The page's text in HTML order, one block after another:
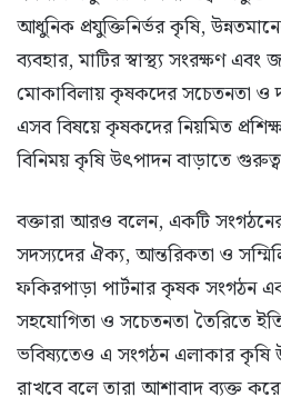
আধুনিক প্রযুক্তিনির্ভর কৃষি,
ব্যবহার, মাটির স্বাস্থ্য সংরক্ষণ এবং
মোকাবিলায় কৃষকদের সচেতনতা ও
এসব বিষয়ে কৃষকদের নিয়মিত
বিনিময় কৃষি উৎপাদন বাড়াতে
বক্তারা আরও বলেন, একটি
সদস্যদের ঐক্য, আন্তরিকতা ও
ফকিরপাড়া পার্টনার কৃষক সংগঠন
সহযোগিতা ও সচেতনতা তৈরিতে
ভবিষ্যতেও এ সংগঠন এলাকার কৃষি
রাখবে বলে তারা আশাবাদ ব্যক্ত